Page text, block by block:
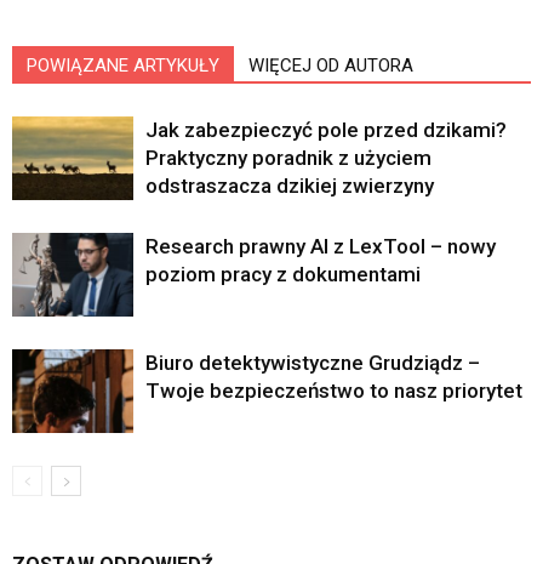
POWIĄZANE ARTYKUŁY WIĘCEJ OD AUTORA
Jak zabezpieczyć pole przed dzikami?
Praktyczny poradnik z użyciem
odstraszacza dzikiej zwierzyny
Research prawny AI z LexTool – nowy
poziom pracy z dokumentami
Biuro detektywistyczne Grudziądz –
Twoje bezpieczeństwo to nasz priorytet